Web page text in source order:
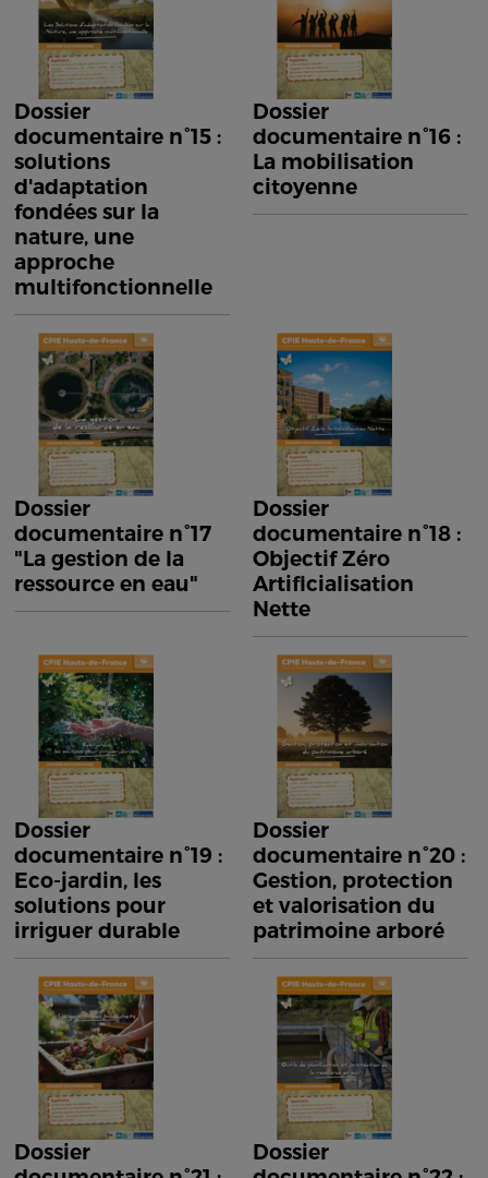
Dossier
documentaire n°15 :
solutions
d'adaptation
fondées sur la
nature, une
approche
multifonctionnelle
Dossier
documentaire n°16 :
La mobilisation
citoyenne
Dossier
documentaire n°17
"La gestion de la
ressource en eau"
Dossier
documentaire n°18 :
Objectif Zéro
Artificialisation
Nette
Dossier
documentaire n°19 :
Eco-jardin, les
solutions pour
irriguer durable
Dossier
documentaire n°20 :
Gestion, protection
et valorisation du
patrimoine arboré
Dossier
Dossier